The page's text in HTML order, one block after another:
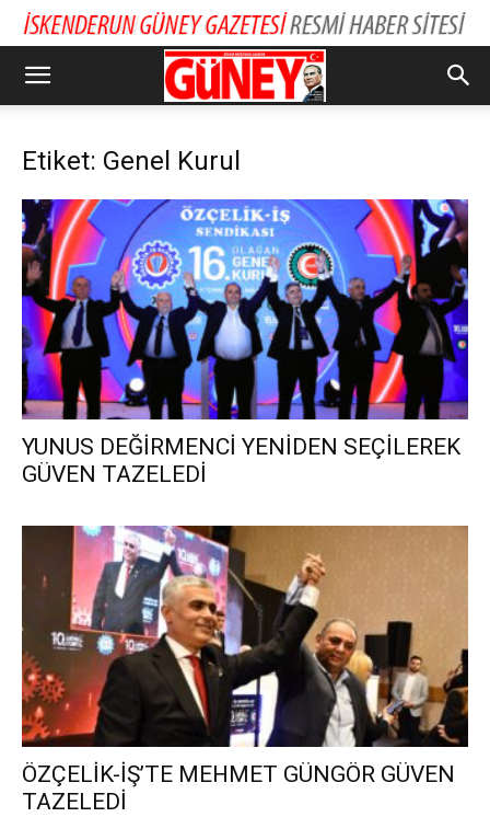
Etiket: Genel Kurul
YUNUS DEĞİRMENCİ YENİDEN SEÇİLEREK
GÜVEN TAZELEDİ
ÖZÇELİK-İŞ’TE MEHMET GÜNGÖR GÜVEN
TAZELEDİ